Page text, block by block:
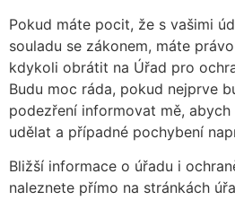
Pokud máte pocit, že s vašimi
souladu se zákonem, máte
kdykoli obrátit na Úřad pro
Budu moc ráda, pokud nejprve
podezření informovat mě,
udělat a případné pochybení
Bližší informace o úřadu i
naleznete přímo na stránkách